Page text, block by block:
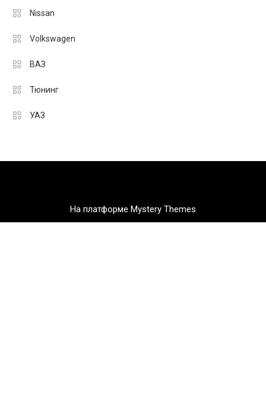
Nissan
Volkswagen
ВАЗ
Тюнинг
УАЗ
На платформе Mystery Themes